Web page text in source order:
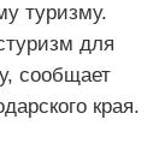
туризму.
для
сообщает
края.